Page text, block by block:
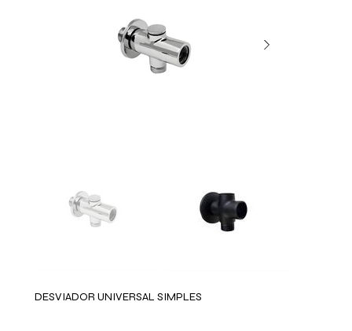
DESVIADOR UNIVERSAL SIMPLES